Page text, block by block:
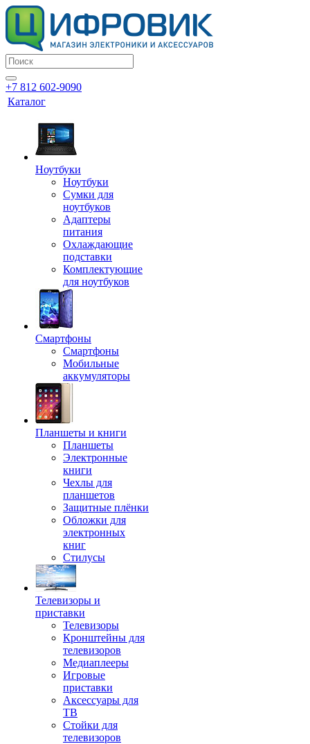
+7 812 602-9090
Каталог
Ноутбуки
Ноутбуки
Сумки для
ноутбуков
Адаптеры
питания
Охлаждающие
подставки
Комплектующие
для ноутбуков
Смартфоны
Смартфоны
Мобильные
аккумуляторы
Планшеты и книги
Планшеты
Электронные
книги
Чехлы для
планшетов
Защитные плёнки
Обложки для
электронных
книг
Стилусы
Телевизоры и
приставки
Телевизоры
Кронштейны для
телевизоров
Медиаплееры
Игровые
приставки
Аксессуары для
ТВ
Стойки для
телевизоров